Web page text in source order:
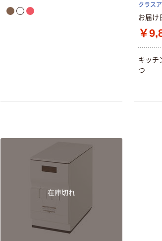
クラス
お届け
￥
キッチ
つ
在庫切れ